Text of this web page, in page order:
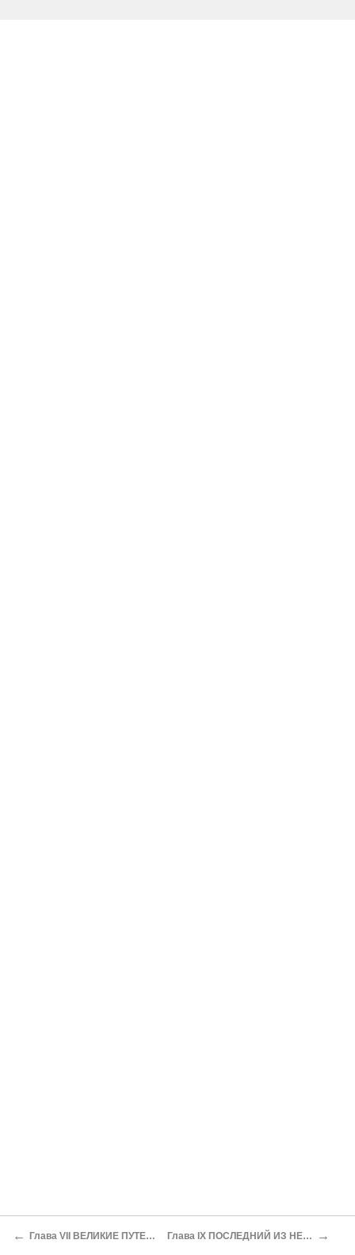
← Глава VII ВЕЛИКИЕ ПУТЕШЕСТВЕННИКИ Глава IX ПОСЛЕДНИЙ ИЗ НЕАНДЕРТАЛЬЦЕВ →